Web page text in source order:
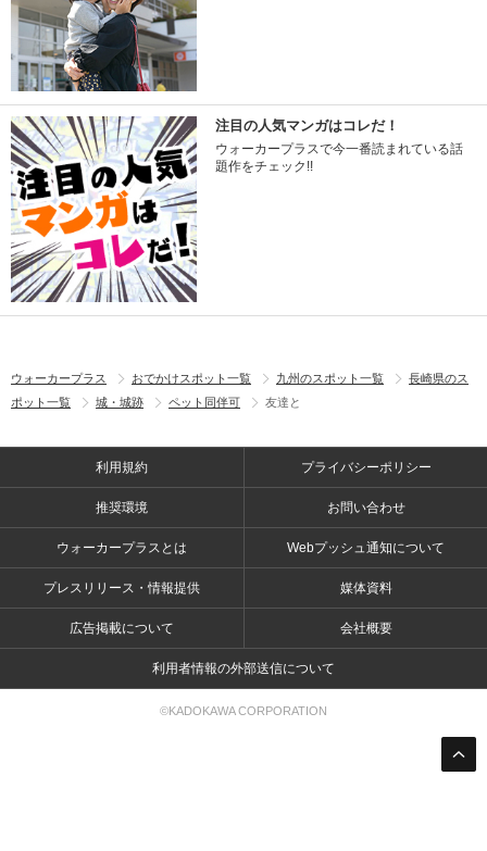
注目の人気マンガはコレだ！
ウォーカープラスで今一番読まれている話
題作をチェック!!
ウォーカープラス おでかけスポット一覧 九州のスポット一覧
長崎県のス
ポット一覧
城・城跡 ペット同伴可 友達と
利用規約 プライバシーポリシー
推奨環境 お問い合わせ
ウォーカープラスとは Webプッシュ通知について
プレスリリース・情報提供 媒体資料
広告掲載について 会社概要
利用者情報の外部送信について
©KADOKAWA CORPORATION